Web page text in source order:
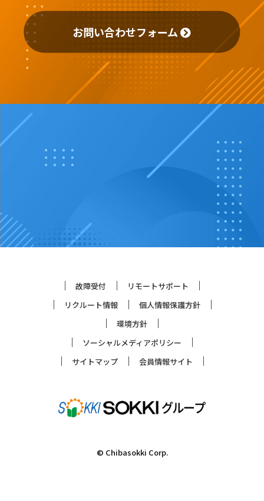
お問い合わせフォーム
故障受付
リモートサポート
リクルート情報
個人情報保護方針
環境方針
ソーシャルメディアポリシー
サイトマップ
会員情報サイト
© Chibasokki Corp.